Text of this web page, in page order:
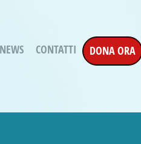
NEWS CONTATTI DONA ORA